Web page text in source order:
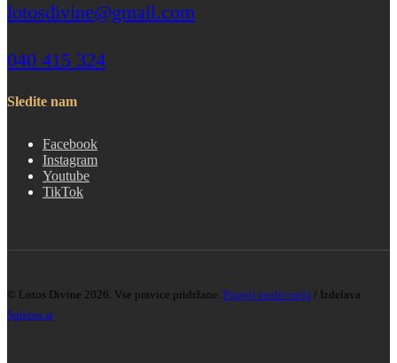
lotosdivine@gmail.com
040 415 324
Sledite nam
Facebook
Instagram
Youtube
TikTok
© Lotos Divine 2026. Vse pravice pridržane. Pogoji poslovanja / Izdelava
Spletos.si